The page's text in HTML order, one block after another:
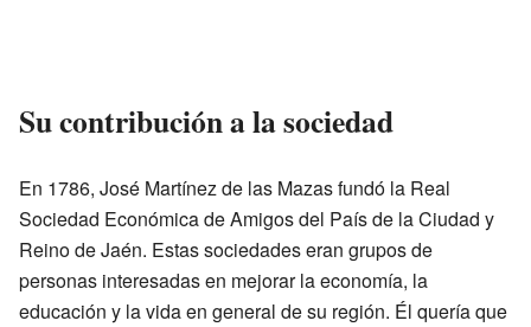
Su contribución a la sociedad
En 1786, José Martínez de las Mazas fundó la Real
Sociedad Económica de Amigos del País de la Ciudad y
Reino de Jaén. Estas sociedades eran grupos de
personas interesadas en mejorar la economía, la
educación y la vida en general de su región. Él quería que